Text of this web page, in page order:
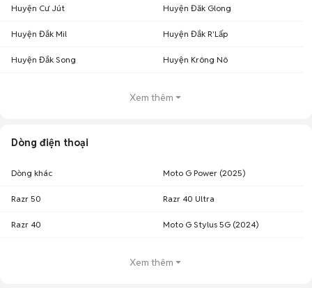
Huyện Cư Jút Huyện Đăk Glong
Huyện Đắk Mil Huyện Đắk R'Lấp
Huyện Đắk Song Huyện Krông Nô
Xem thêm
Dòng điện thoại
Dòng khác Moto G Power (2025)
Razr 50 Razr 40 Ultra
Razr 40 Moto G Stylus 5G (2024)
Xem thêm